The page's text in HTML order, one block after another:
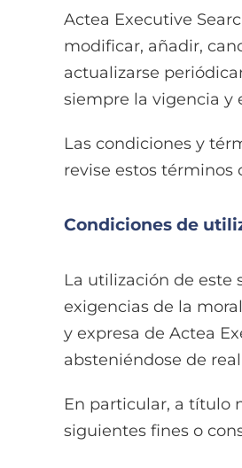
Actea Executive
modificar, añadir,
actualizarse
siempre la vigencia y
Las condiciones y
revise estos términos
Condiciones de
La utilización de este
exigencias de la
y expresa de Actea
absteniéndose de
En particular, a título
siguientes fines o